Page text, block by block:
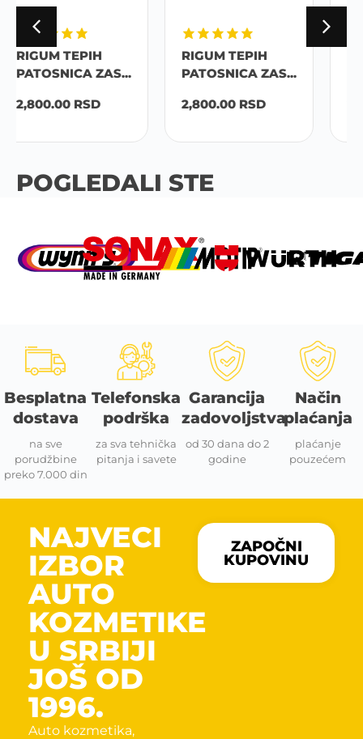
RIGUM TEPIH
PATOSNICA ZAS...
2,800.00
RIGUM TEPIH
PATOSNICA ZAS...
2,800.00
POGLEDALI STE
Besplatna
dostava
na sve
porudžbine
preko 7.000 din
Telefonska
podrška
za sva tehnička
pitanja i savete
Garancija
zadovoljstva
od 30 dana do 2
godine
Način
plaćanja
plaćanje
pouzećem
NAJVECI
IZBOR
AUTO
KOZMETIKE
U SRBIJI
JOŠ OD
1996.
Auto kozmetika,
ZAPOČNI
KUPOVINU